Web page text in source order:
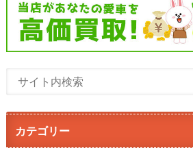
カテゴリー